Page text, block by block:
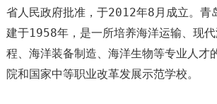
省人民政府批准，于2012年8月成立。青
建于1958年，是一所培养海洋运输、现
程、海洋装备制造、海洋生物等专业人才
院和国家中等职业改革发展示范学校。